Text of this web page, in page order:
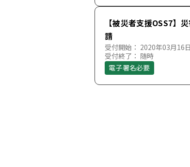
【被災者支援OSS7】
請
受付開始： 2020年03月16
受付終了： 随時
電子署名必要